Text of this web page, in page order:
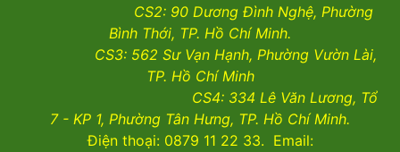
CS2: 90 Dương Đình Nghệ, Phường
Bình Thới, TP. Hồ Chí Minh.
CS3: 562 Sư Vạn Hạnh, Phường Vườn Lài,
TP. Hồ Chí Minh
CS4: 334 Lê Văn Lương, Tổ
7 - KP 1, Phường Tân Hưng, TP. Hồ Chí Minh.
Điện thoại: 0879 11 22 33. Email: